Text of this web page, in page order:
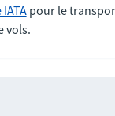
pour le
vols.